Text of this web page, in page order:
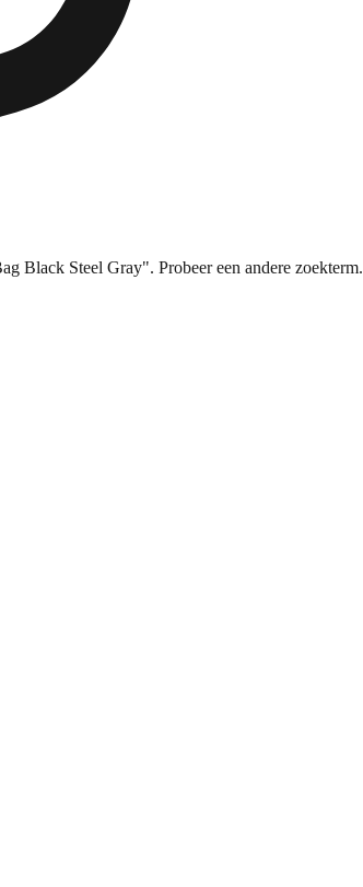
Black Steel Gray". Probeer een andere zoekterm.